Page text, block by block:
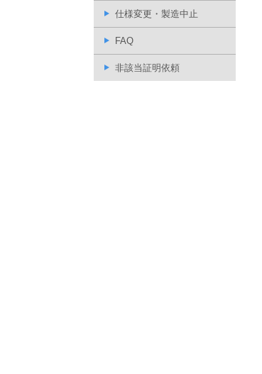
仕様変更・製造中止
FAQ
非該当証明依頼